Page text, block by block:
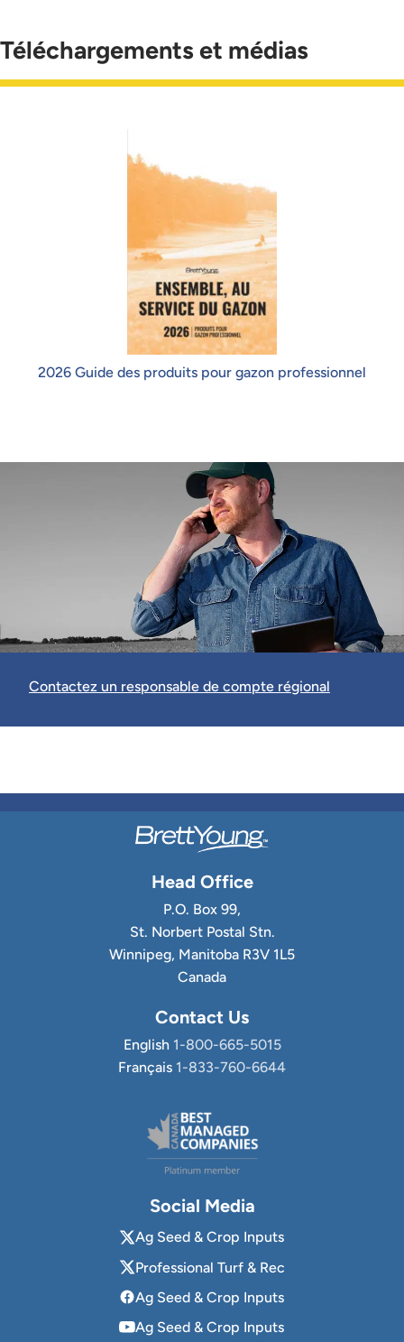
Téléchargements et médias
2026 Guide des produits pour gazon professionnel
Contactez un responsable de compte régional
Head Office
P.O. Box 99,
St. Norbert Postal Stn.
Winnipeg, Manitoba R3V 1L5
Canada
Contact Us
English 1-800-665-5015
Français 1-833-760-6644
Social Media
Ag Seed & Crop Inputs
Professional Turf & Rec
Ag Seed & Crop Inputs
Ag Seed & Crop Inputs